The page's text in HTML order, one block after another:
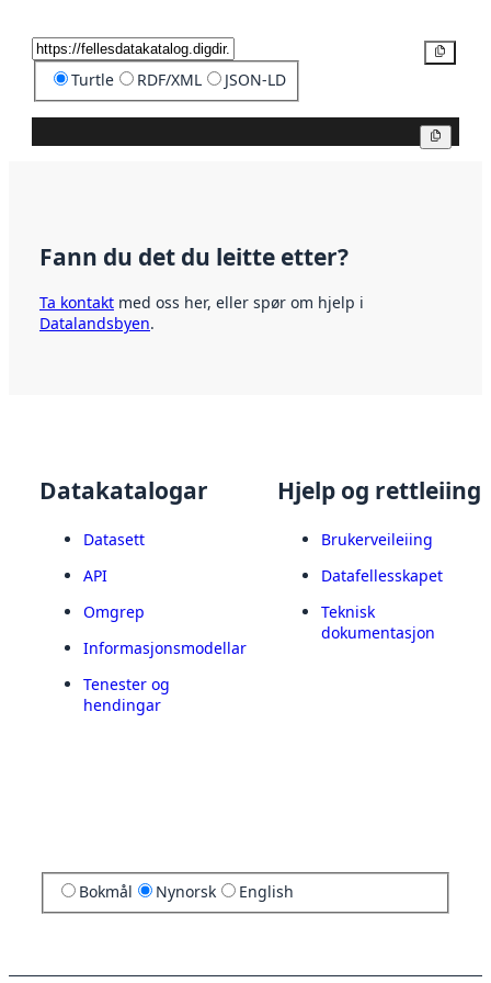
Turtle RDF/XML JSON-LD
Fann du det du leitte etter?
Ta kontakt med oss her, eller spør om hjelp i
Datalandsbyen.
Datakatalogar
Datasett
API
Omgrep
Informasjonsmodellar
Tenester og
hendingar
Hjelp og rettleiing
Brukerveileiing
Datafellesskapet
Teknisk
dokumentasjon
Bokmål Nynorsk English